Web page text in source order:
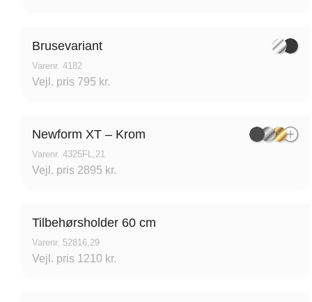
Brusevariant
Varenr. 4182
Vejl. pris 795 kr.
Newform XT – Krom
Varenr. 4325FL,21
Vejl. pris 2895 kr.
Tilbehørsholder 60 cm
Varenr. 52816,29
Vejl. pris 1210 kr.